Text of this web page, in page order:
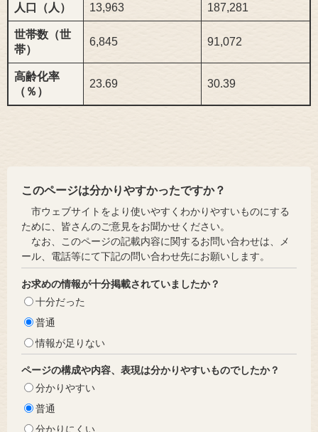
人口（人） 13,963 187,281
世帯数（世
帯）
6,845 91,072
高齢化率
（％）
23.69 30.39
このページは分かりやすかったですか？
市ウェブサイトをより使いやすくわかりやすいものにする
ために、皆さんのご意見をお聞かせください。
なお、このページの記載内容に関するお問い合わせは、メ
ール、電話等にて下記の問い合わせ先にお願いします。
お求めの情報が十分掲載されていましたか？
十分だった
普通
情報が足りない
ページの構成や内容、表現は分かりやすいものでしたか？
分かりやすい
普通
分かりにくい